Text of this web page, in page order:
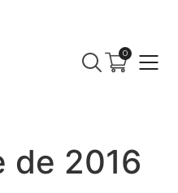
0
de 2016